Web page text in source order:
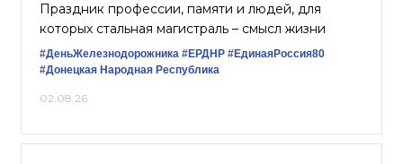
Праздник профессии, памяти и людей, для
которых стальная магистраль – смысл жизни
#ДеньЖелезнодорожника #ЕРДНР #ЕдинаяРоссия80
#Донецкая Народная Республика
02.08.26